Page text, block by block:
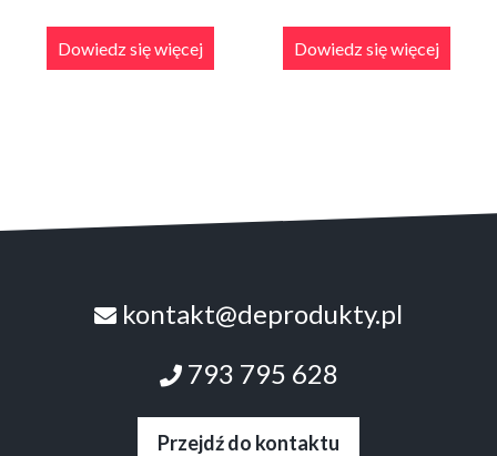
Dowiedz się więcej Dowiedz się więcej
kontakt@deprodukty.pl
793 795 628
Przejdź do kontaktu